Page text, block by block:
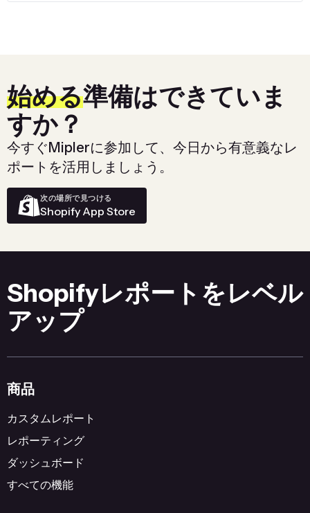
始める準備はできていま
すか？
今すぐMiplerに参加して、今日から有意義なレ
ポートを活用しましょう。
次の場所で見つける
Shopify App Store
Shopifyレポートをレベル
アップ
商品
カスタムレポート
レポーティング
ダッシュボード
すべての機能